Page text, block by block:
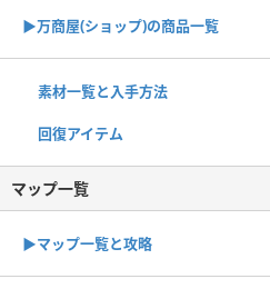
▶︎万商屋(ショップ)の商品一覧
素材一覧と入手方法
回復アイテム
マップ一覧
▶︎マップ一覧と攻略